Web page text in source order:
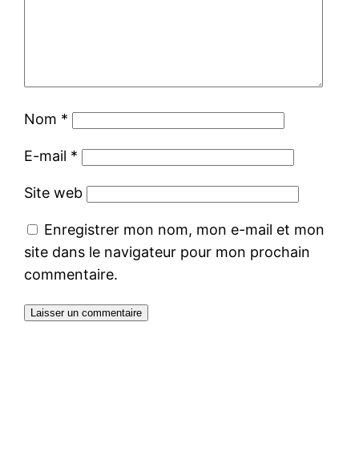
Nom *
E-mail *
Site web
Enregistrer mon nom, mon e-mail et mon
site dans le navigateur pour mon prochain
commentaire.